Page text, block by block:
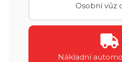
Osobní vůz
Nákladní